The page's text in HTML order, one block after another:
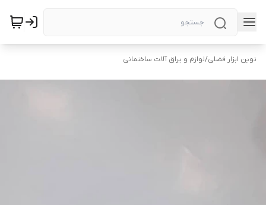
نوین ابزار فضلی/لوازم و یراق آلات ساختمانی